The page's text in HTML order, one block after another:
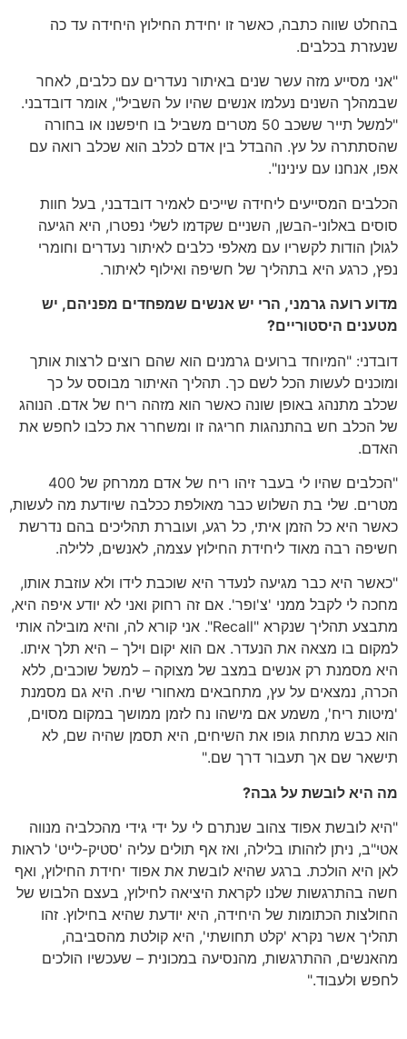
בהחלט שווה כתבה, כאשר זו יחידת החילוץ היחידה עד כה
שנעזרת בכלבים.
"אני מסייע מזה עשר שנים באיתור נעדרים עם כלבים, לאחר
שבמהלך השנים נעלמו אנשים שהיו על השביל", אומר דובדבני.
"למשל תייר ששכב 50 מטרים משביל בו חיפשנו או בחורה
שהסתתרה על עץ. ההבדל בין אדם לכלב הוא שכלב רואה עם
אפו, אנחנו עם עינינו".
הכלבים המסייעים ליחידה שייכים לאמיר דובדבני, בעל חוות
סוסים באלוני-הבשן, השניים שקדמו לשלי נפטרו, היא הגיעה
לגולן הודות לקשריו עם מאלפי כלבים לאיתור נעדרים וחומרי
נפץ, כרגע היא בתהליך של חשיפה ואילוף לאיתור.
מדוע רועה גרמני, הרי יש אנשים שמפחדים מפניהם, יש
מטענים היסטוריים?
דובדני: "המיוחד ברועים גרמנים הוא שהם רוצים לרצות אותך
ומוכנים לעשות הכל לשם כך. תהליך האיתור מבוסס על כך
שכלב מתנהג באופן שונה כאשר הוא מזהה ריח של אדם. הנוהג
של הכלב חש בהתנהגות חריגה זו ומשחרר את כלבו לחפש את
האדם.
"הכלבים שהיו לי בעבר זיהו ריח של אדם ממרחק של 400
מטרים. שלי בת השלוש כבר מאולפת ככלבה שיודעת מה לעשות,
כאשר היא כל הזמן איתי, כל רגע, ועוברת תהליכים בהם נדרשת
חשיפה רבה מאוד ליחידת החילוץ עצמה, לאנשים, ללילה.
"כאשר היא כבר מגיעה לנעדר היא שוכבת לידו ולא עוזבת אותו,
מחכה לי לקבל ממני 'צ'ופר'. אם זה רחוק ואני לא יודע איפה היא,
מתבצע תהליך שנקרא "Recall". אני קורא לה, והיא מובילה אותי
למקום בו מצאה את הנעדר. אם הוא יקום וילך – היא תלך איתו.
היא מסמנת רק אנשים במצב של מצוקה – למשל שוכבים, ללא
הכרה, נמצאים על עץ, מתחבאים מאחורי שיח. היא גם מסמנת
'מיטות ריח', משמע אם מישהו נח לזמן ממושך במקום מסוים,
הוא כבש מתחת גופו את השיחים, היא תסמן שהיה שם, לא
תישאר שם אך תעבור דרך שם."
מה היא לובשת על גבה?
"היא לובשת אפוד צהוב שנתרם לי על ידי גידי מהכלביה מנווה
אטי"ב, ניתן לזהותו בלילה, ואז אף תולים עליה 'סטיק-לייט' לראות
לאן היא הולכת. ברגע שהיא לובשת את אפוד יחידת החילוץ, ואף
חשה בהתרגשות שלנו לקראת היציאה לחילוץ, בעצם הלבוש של
החולצות הכתומות של היחידה, היא יודעת שהיא בחילוץ. זהו
תהליך אשר נקרא 'קלט תחושתי', היא קולטת מהסביבה,
מהאנשים, ההתרגשות, מהנסיעה במכונית – שעכשיו הולכים
לחפש ולעבוד."